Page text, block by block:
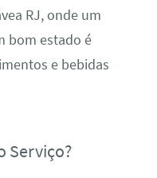
RJ, onde um
bom estado é
e bebidas
Serviço?